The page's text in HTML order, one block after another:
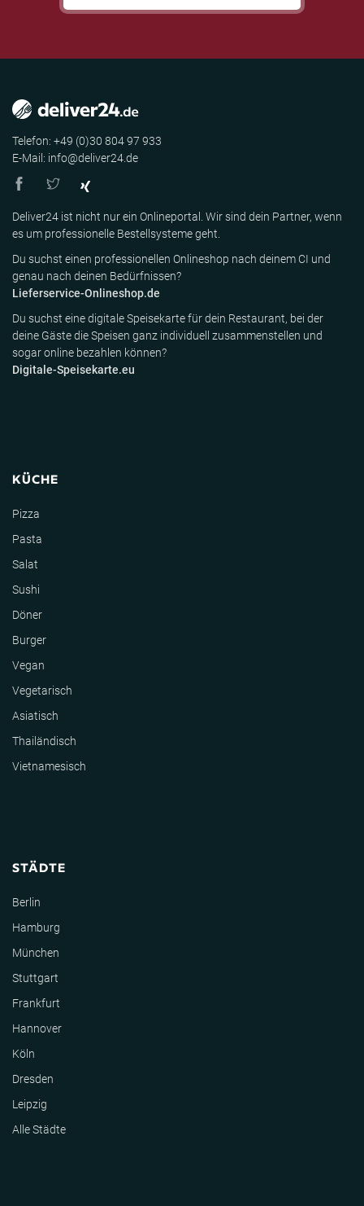
Telefon: +49 (0)30 804 97 933
E-Mail: info@deliver24.de
Deliver24 ist nicht nur ein Onlineportal. Wir sind dein Partner, wenn
es um professionelle Bestellsysteme geht.
Du suchst einen professionellen Onlineshop nach deinem CI und
genau nach deinen Bedürfnissen?
Lieferservice-Onlineshop.de
Du suchst eine digitale Speisekarte für dein Restaurant, bei der
deine Gäste die Speisen ganz individuell zusammenstellen und
sogar online bezahlen können?
Digitale-Speisekarte.eu
KÜCHE
Pizza
Pasta
Salat
Sushi
Döner
Burger
Vegan
Vegetarisch
Asiatisch
Thailändisch
Vietnamesisch
STÄDTE
Berlin
Hamburg
München
Stuttgart
Frankfurt
Hannover
Köln
Dresden
Leipzig
Alle Städte